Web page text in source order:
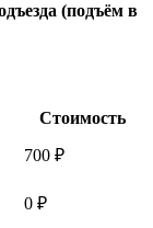
(подъём в
Стоимость
700 ₽
0 ₽